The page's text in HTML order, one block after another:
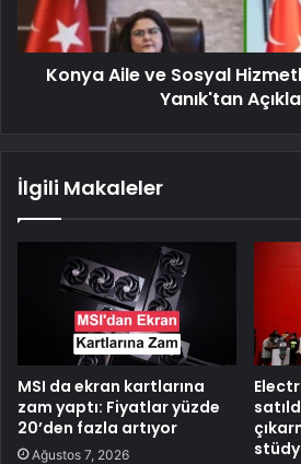
Konya Aile ve Sosyal
Yanık'tan
İlgili Makaleler
MSI da ekran kartlarına
zam yaptı: Fiyatlar yüzde
20’den fazla artıyor
Ağustos 7, 2026